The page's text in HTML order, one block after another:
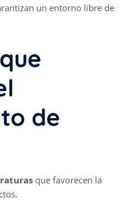
un entorno libre de
de
que favorecen la